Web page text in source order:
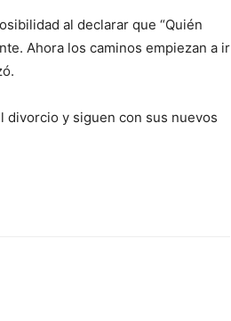
al declarar que “Quién
Ahora los caminos empiezan a ir
divorcio y siguen con sus nuevos